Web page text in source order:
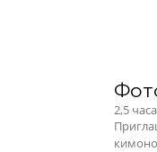
2,5